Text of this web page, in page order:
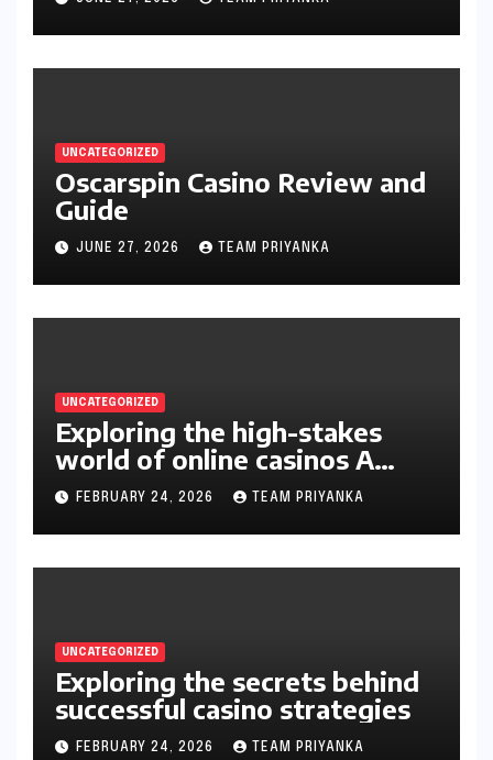
UNCATEGORIZED
Oscarspin Casino Review and
Guide
JUNE 27, 2026 TEAM PRIYANKA
UNCATEGORIZED
Exploring the high-stakes
world of online casinos A
gambler’s guide
FEBRUARY 24, 2026 TEAM PRIYANKA
UNCATEGORIZED
Exploring the secrets behind
successful casino strategies
FEBRUARY 24, 2026 TEAM PRIYANKA